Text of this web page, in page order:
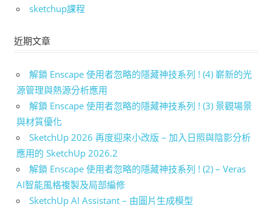
sketchup課程
近期文章
解鎖 Enscape 使用者忽略的隱藏神技系列 ! (4) 嶄新的光
源管理與熱源分析應用
解鎖 Enscape 使用者忽略的隱藏神技系列 ! (3) 景觀場景
與材質優化
SketchUp 2026 再度迎來小改版 – 加入日照與陰影分析
應用的 SketchUp 2026.2
解鎖 Enscape 使用者忽略的隱藏神技系列 ! (2) – Veras
AI智能風格複製及局部編修
SketchUp AI Assistant – 由圖片生成模型